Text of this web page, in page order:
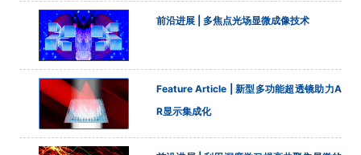
前沿进展 | 多焦点光场显微成像技术
Feature Article | 新型多功能超透镜助力A
R显示集成化